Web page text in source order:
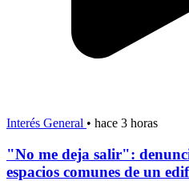
Interés General • hace 3 horas
"No me deja salir":
espacios comunes de un